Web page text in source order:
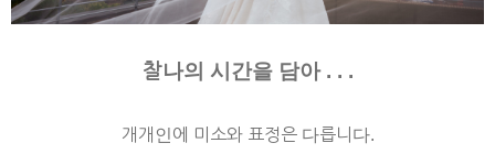
찰나의 시간을 담아 . . .
개개인에 미소와 표정은 다릅니다.